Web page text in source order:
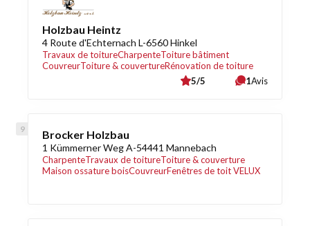
Holzbau Heintz
4 Route d'Echternach L-6560 Hinkel
Travaux de toitureCharpenteToiture bâtiment
CouvreurToiture & couvertureRénovation de toiture
5/5 1Avis
Brocker Holzbau
1 Kümmerner Weg A-54441 Mannebach
CharpenteTravaux de toitureToiture & couverture
Maison ossature boisCouvreurFenêtres de toit VELUX